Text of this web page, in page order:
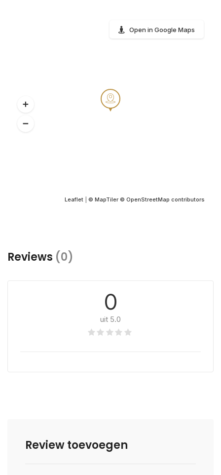
Leaflet © MapTiler © OpenStreetMap contributors
Open in Google Maps
Reviews (0)
0
uit 5.0
Review toevoegen